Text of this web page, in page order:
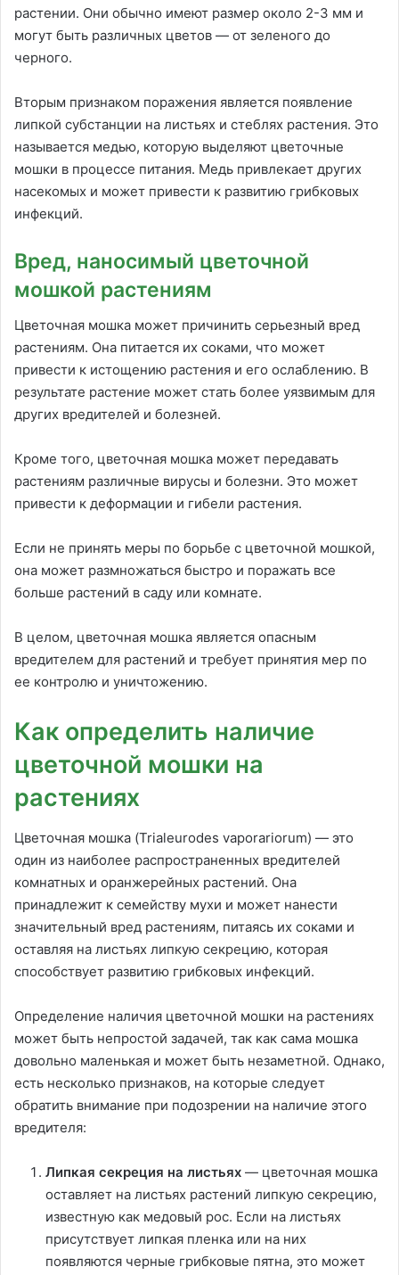
растении. Они обычно имеют размер около 2-3 мм и
могут быть различных цветов — от зеленого до
черного.
Вторым признаком поражения является появление
липкой субстанции на листьях и стеблях растения. Это
называется медью, которую выделяют цветочные
мошки в процессе питания. Медь привлекает других
насекомых и может привести к развитию грибковых
инфекций.
Вред, наносимый цветочной
мошкой растениям
Цветочная мошка может причинить серьезный вред
растениям. Она питается их соками, что может
привести к истощению растения и его ослаблению. В
результате растение может стать более уязвимым для
других вредителей и болезней.
Кроме того, цветочная мошка может передавать
растениям различные вирусы и болезни. Это может
привести к деформации и гибели растения.
Если не принять меры по борьбе с цветочной мошкой,
она может размножаться быстро и поражать все
больше растений в саду или комнате.
В целом, цветочная мошка является опасным
вредителем для растений и требует принятия мер по
ее контролю и уничтожению.
Как определить наличие
цветочной мошки на
растениях
Цветочная мошка (Trialeurodes vaporariorum) — это
один из наиболее распространенных вредителей
комнатных и оранжерейных растений. Она
принадлежит к семейству мухи и может нанести
значительный вред растениям, питаясь их соками и
оставляя на листьях липкую секрецию, которая
способствует развитию грибковых инфекций.
Определение наличия цветочной мошки на растениях
может быть непростой задачей, так как сама мошка
довольно маленькая и может быть незаметной. Однако,
есть несколько признаков, на которые следует
обратить внимание при подозрении на наличие этого
вредителя:
Липкая секреция на листьях — цветочная мошка
оставляет на листьях растений липкую секрецию,
известную как медовый рос. Если на листьях
присутствует липкая пленка или на них
появляются черные грибковые пятна, это может